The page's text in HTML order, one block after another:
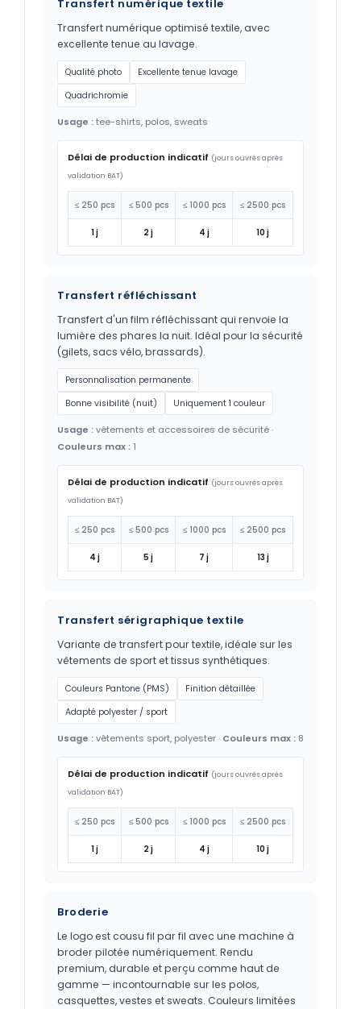
Transfert numérique textile
Transfert numérique optimisé textile, avec
excellente tenue au lavage.
Qualité photo
Excellente tenue lavage
Quadrichromie
Usage :tee-shirts, polos, sweats
Délai de production indicatif (jours ouvrés après
validation BAT)
≤ 250 pcs ≤ 500 pcs ≤ 1000 pcs ≤ 2500 pcs
1 j 2 j 4 j 10 j
Transfert réfléchissant
Transfert d'un film réfléchissant qui renvoie la
lumière des phares la nuit. Idéal pour la sécurité
(gilets, sacs vélo, brassards).
Personnalisation permanente
Bonne visibilité (nuit)
Uniquement 1 couleur
Usage :vêtements et accessoires de sécurité ·
Couleurs max : 1
Délai de production indicatif (jours ouvrés après
validation BAT)
≤ 250 pcs ≤ 500 pcs ≤ 1000 pcs ≤ 2500 pcs
4 j 5 j 7 j 13 j
Transfert sérigraphique textile
Variante de transfert pour textile, idéale sur les
vêtements de sport et tissus synthétiques.
Couleurs Pantone (PMS)
Finition détaillée
Adapté polyester / sport
Usage :vêtements sport, polyester · Couleurs max : 8
Délai de production indicatif (jours ouvrés après
validation BAT)
≤ 250 pcs ≤ 500 pcs ≤ 1000 pcs ≤ 2500 pcs
1 j 2 j 4 j 10 j
Broderie
Le logo est cousu fil par fil avec une machine à
broder pilotée numériquement. Rendu
premium, durable et perçu comme haut de
gamme — incontournable sur les polos,
casquettes, vestes et sweats. Couleurs limitées